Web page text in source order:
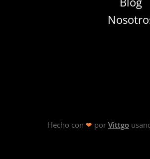
Hecho con ❤ por Vittgo